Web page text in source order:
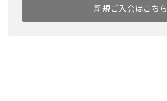
新規ご入会はこちら